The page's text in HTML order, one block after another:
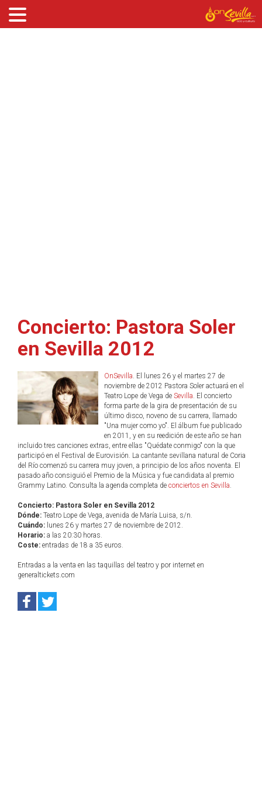
Concierto: Pastora Soler
en Sevilla 2012
OnSevilla. El lunes 26 y el martes 27 de
noviembre de 2012 Pastora Soler actuará en el
Teatro Lope de Vega de Sevilla. El concierto
forma parte de la gira de presentación de su
último disco, noveno de su carrera, llamado
"Una mujer como yo". El álbum fue publicado
en 2011, y en su reedición de este año se han
incluido tres canciones extras, entre ellas "Quédate conmigo" con la que
participó en el Festival de Eurovisión. La cantante sevillana natural de Coria
del Río comenzó su carrera muy joven, a principio de los años noventa. El
pasado año consiguió el Premio de la Música y fue candidata al premio
Grammy Latino. Consulta la agenda completa de conciertos en Sevilla.
Concierto: Pastora Soler en Sevilla 2012
Dónde: Teatro Lope de Vega, avenida de María Luisa, s/n.
Cuándo: lunes 26 y martes 27 de noviembre de 2012.
Horario: a las 20:30 horas.
Coste: entradas de 18 a 35 euros.
Entradas a la venta en las taquillas del teatro y por internet en
generaltickets.com